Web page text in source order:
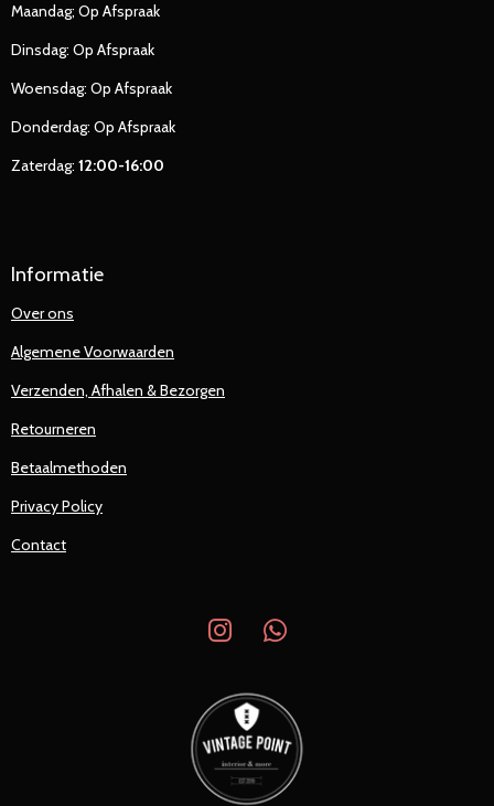
Maandag; Op Afspraak
Dinsdag: Op Afspraak
Woensdag: Op Afspraak
Donderdag: Op Afspraak
Zaterdag: 12:00-16:00
Informatie
Over ons
Algemene Voorwaarden
Verzenden, Afhalen & Bezorgen
Retourneren
Betaalmethoden
Privacy Policy
Contact
I
s
a
g
W
a
s
A